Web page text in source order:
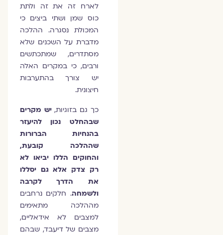
לארח זה את זה ולתת
כוס שמן ושתי ביצים כי
המכולת נסגרה. ההלכה
מדברת על השכנים שלא
מסתדרים, שמתכתשים
ורבים, כי במקרים האלה
יש צורך בהתערבות
חיצונית.
כך גם בזוגיות,יש מקרים
שבהחלט נכון להיעזר
בהנחיות הברורות
שההלכה קובעת,
והחוקים הללו יביאו לא
רק צדק אלא גם יסללו
את הדרך לקרבה
ולשמחה. חלקים נרחבים
מההלכה מתאימים
למצבים לא אידאליים,
מצבים של דיעבד, שבהם